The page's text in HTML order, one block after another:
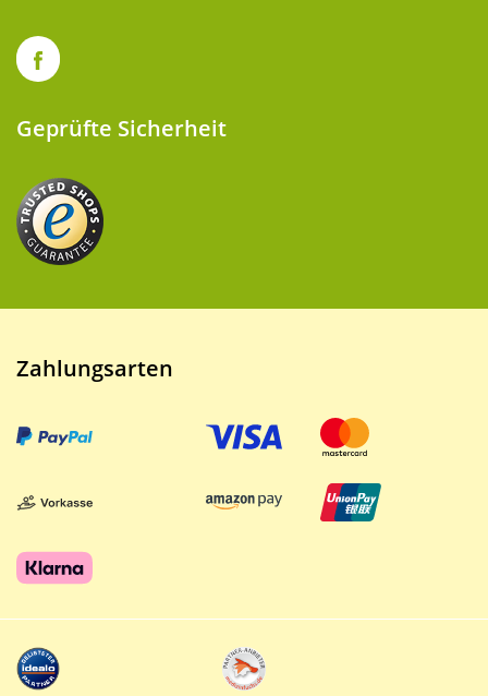
Geprüfte Sicherheit
Zahlungsarten